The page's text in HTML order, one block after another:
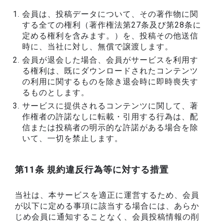
会員は、投稿データについて、その著作物に関
する全ての権利（著作権法第27条及び第28条に
定める権利を含みます。）を、投稿その他送信
時に、当社に対し、無償で譲渡します。
会員が退会した場合、会員がサービスを利用す
る権利は、既にダウンロードされたコンテンツ
の利用に関するものを除き退会時に即時喪失す
るものとします。
サービスに提供されるコンテンツに関して、著
作権者の許諾なしに転載・引用する行為は、配
信または投稿者の明示的な許諾がある場合を除
いて、一切を禁止します。
第11条 規約違反行為等に対する措置
当社は、本サービスを適正に運営するため、会員
が以下に定める事項に該当する場合には、あらか
じめ会員に通知することなく、会員投稿情報の削